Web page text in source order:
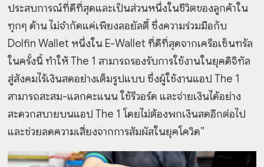
ประสบการณ์ที่ดีที่สุดและเป็นส่วนหนึ่งในชีวิตของลูกค้าใน
ทุกๆ ด้าน ไม่จำกัดแค่เพียงลอยัลตี้ ซึ่งความร่วมมือกับ
Dolfin Wallet หนึ่งใน E-Wallet ที่ดีที่สุดจากเครือเซ็นทรัล
ในครั้งนี้ ทำให้ The 1 สามารถรองรับการใช้งานในยุคดิจิทัล
สู่สังคมไร้เงินสดอย่างเต็มรูปแบบ ซึ่งผู้ใช้งานแอป The 1
สามารถสะสม-แลกคะแนน ใช้รีวอร์ด และจ่ายเงินได้อย่าง
สะดวกสบายบนแอป The 1 โดยไม่ต้องพกเงินสดอีกต่อไป
และช่วยลดความเสี่ยงจากการสัมผัสในยุคโควิด”